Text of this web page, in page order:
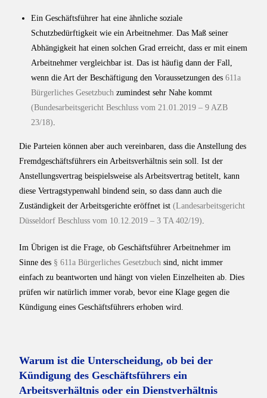
Ein Geschäftsführer hat eine ähnliche soziale
Schutzbedürftigkeit wie ein Arbeitnehmer. Das Maß seiner
Abhängigkeit hat einen solchen Grad erreicht, dass er mit einem
Arbeitnehmer vergleichbar ist. Das ist häufig dann der Fall,
wenn die Art der Beschäftigung den Voraussetzungen des611a
Bürgerliches Gesetzbuch zumindest sehr Nahe kommt
(Bundesarbeitsgericht Beschluss vom 21.01.2019 – 9 AZB
23/18).
Die Parteien können aber auch vereinbaren, dass die Anstellung des
Fremdgeschäftsführers ein Arbeitsverhältnis sein soll. Ist der
Anstellungsvertrag beispielsweise als Arbeitsvertrag betitelt, kann
diese Vertragstypenwahl bindend sein, so dass dann auch die
Zuständigkeit der Arbeitsgerichte eröffnet ist(Landesarbeitsgericht
Düsseldorf Beschluss vom 10.12.2019 – 3 TA 402/19).
Im Übrigen ist die Frage, ob Geschäftsführer Arbeitnehmer im
Sinne des § 611a Bürgerliches Gesetzbuch sind, nicht immer
einfach zu beantworten und hängt von vielen Einzelheiten ab. Dies
prüfen wir natürlich immer vorab, bevor eine Klage gegen die
Kündigung eines Geschäftsführers erhoben wird.
Warum ist die Unterscheidung, ob bei der
Kündigung des Geschäftsführers ein
Arbeitsverhältnis oder ein Dienstverhältnis